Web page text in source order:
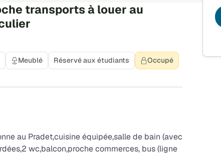
transports à louer au
Meublé Réservé aux étudiants
Occupé
au Pradet,cuisine équipée,salle de bain (avec
wc,balcon,proche commerces, bus (ligne